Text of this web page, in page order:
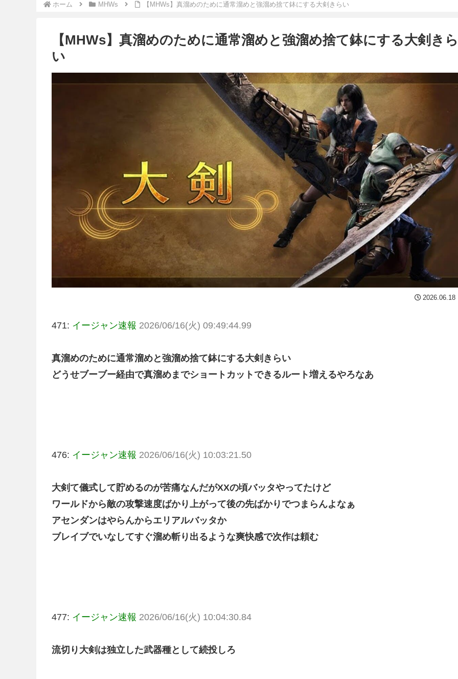
ホーム MHWs 【MHWs】真溜めのために通常溜めと強溜め捨て鉢にする大剣きらい
【MHWs】真溜めのために通常溜めと強溜め捨て鉢にする大剣きら
い
2026.06.18
471: イージャン速報 2026/06/16(火) 09:49:44.99
真溜めのために通常溜めと強溜め捨て鉢にする大剣きらい
どうせブーブー経由で真溜めまでショートカットできるルート増えるやろなあ
476: イージャン速報 2026/06/16(火) 10:03:21.50
大剣て儀式して貯めるのが苦痛なんだがXXの頃バッタやってたけど
ワールドから敵の攻撃速度ばかり上がって後の先ばかりでつまらんよなぁ
アセンダンはやらんからエリアルバッタか
ブレイブでいなしてすぐ溜め斬り出るような爽快感で次作は頼む
477: イージャン速報 2026/06/16(火) 10:04:30.84
流切り大剣は独立した武器種として続投しろ